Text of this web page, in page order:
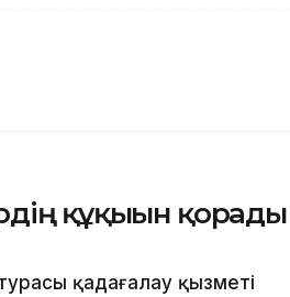
құқығын қорғады
қадағалау қызметі